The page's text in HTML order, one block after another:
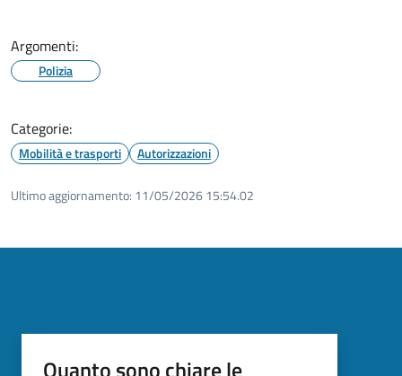
Argomenti:
Polizia
Categorie:
Mobilità e trasporti Autorizzazioni
Ultimo aggiornamento: 11/05/2026 15:54.02
Quanto sono chiare le